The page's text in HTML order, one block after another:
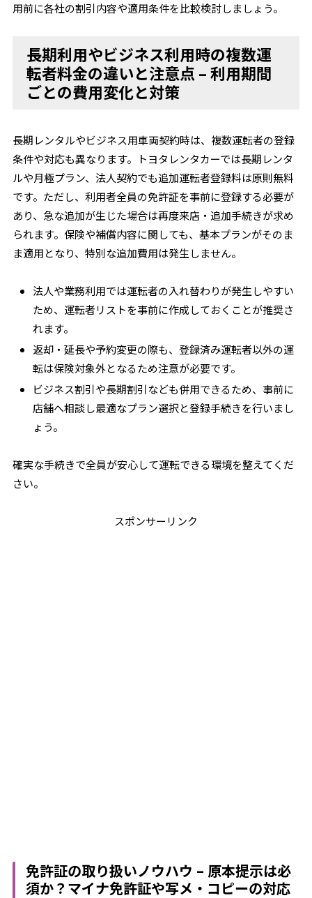
用前に各社の割引内容や適用条件を比較検討しましょう。
長期利用やビジネス利用時の複数運
転者料金の違いと注意点 – 利用期間
ごとの費用変化と対策
長期レンタルやビジネス用車両契約時は、複数運転者の登録
条件や対応も異なります。トヨタレンタカーでは長期レンタ
ルや月極プラン、法人契約でも追加運転者登録料は原則無料
です。ただし、利用者全員の免許証を事前に登録する必要が
あり、急な追加が生じた場合は再度来店・追加手続きが求め
られます。保険や補償内容に関しても、基本プランがそのま
ま適用となり、特別な追加費用は発生しません。
法人や業務利用では運転者の入れ替わりが発生しやすい
ため、運転者リストを事前に作成しておくことが推奨さ
れます。
返却・延長や予約変更の際も、登録済み運転者以外の運
転は保険対象外となるため注意が必要です。
ビジネス割引や長期割引なども併用できるため、事前に
店舗へ相談し最適なプラン選択と登録手続きを行いまし
ょう。
確実な手続きで全員が安心して運転できる環境を整えてくだ
さい。
スポンサーリンク
免許証の取り扱いノウハウ – 原本提示は必
須か？マイナ免許証や写メ・コピーの対応